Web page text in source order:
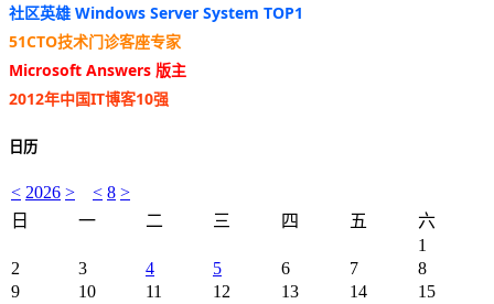
社区英雄 Windows Server System TOP1
51CTO技术门诊客座专家
Microsoft Answers 版主
2012年中国IT博客10强
日历
< 2026 > < 8 >
日
一 二 三 四 五
六
1
2
3 4 5 6 7
8
9
10 11 12 13 14
15